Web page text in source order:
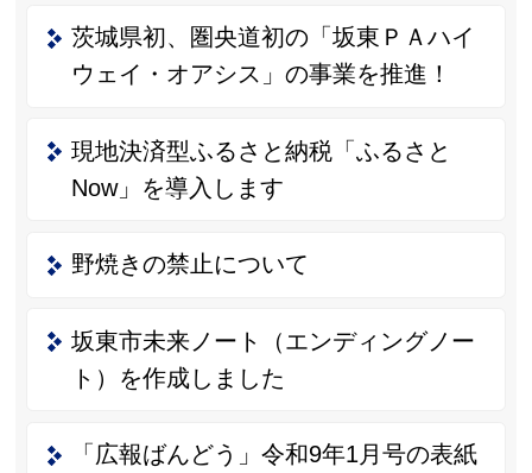
茨城県初、圏央道初の「坂東ＰＡハイ
ウェイ・オアシス」の事業を推進！
現地決済型ふるさと納税「ふるさと
Now」を導入します
野焼きの禁止について
坂東市未来ノート（エンディングノー
ト）を作成しました
「広報ばんどう」令和9年1月号の表紙